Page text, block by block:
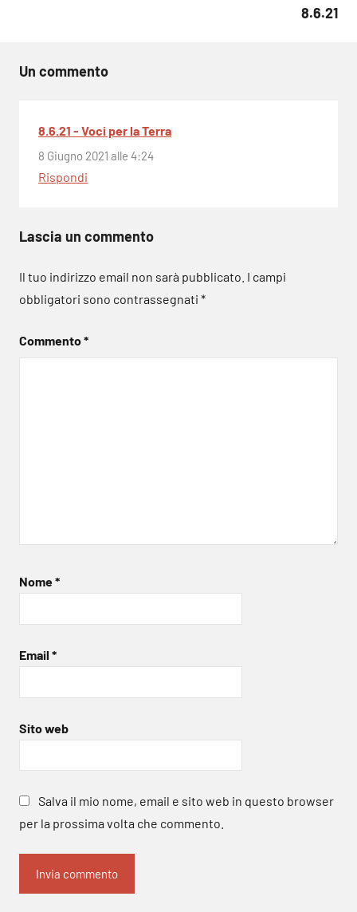
8.6.21
Un commento
8.6.21 - Voci per la Terra
8 Giugno 2021 alle 4:24
Rispondi
Lascia un commento
Il tuo indirizzo email non sarà pubblicato. I campi
obbligatori sono contrassegnati *
Commento*
Nome*
Email *
Sito web
Salva il mio nome, email e sito web in questo browser
per la prossima volta che commento.